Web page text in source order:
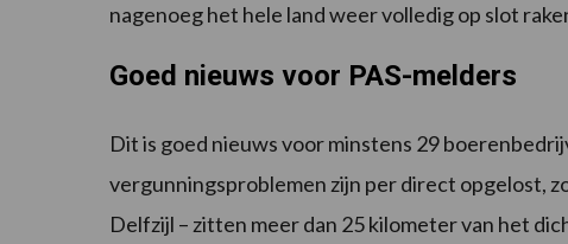
nagenoeg het hele land weer volledig op slot
Goed nieuws voor PAS-melders
Dit is goed nieuws voor minstens 29
vergunningsproblemen zijn per direct opgelost,
Delfzijl – zitten meer dan 25 kilometer van het